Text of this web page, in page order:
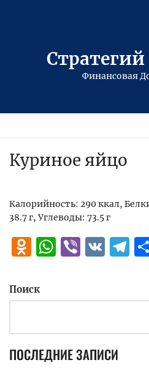
Финансовая
Куриное яйцо
Калорийность: 290 ккал,
38.7 г, Углеводы: 73.5 г
Viber
VK
Поиск
ПОСЛЕДНИЕ ЗАПИСИ